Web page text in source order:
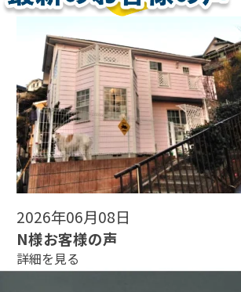
2026年05月30日
N様お客様の声
詳細を見る